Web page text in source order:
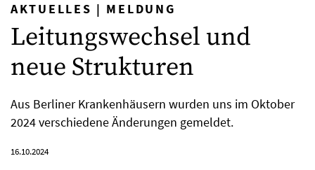
AKTUELLES | MELDUNG
Leitungswechsel und
neue Strukturen
Aus Berliner Krankenhäusern wurden uns im Oktober
2024 verschiedene Änderungen gemeldet.
16.10.2024